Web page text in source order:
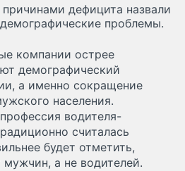
дефицита назвали
проблемы.
компании острее
демографический
а именно сокращение
населения.
водителя-
считалась
будет отметить,
мужчин, а не водителей.